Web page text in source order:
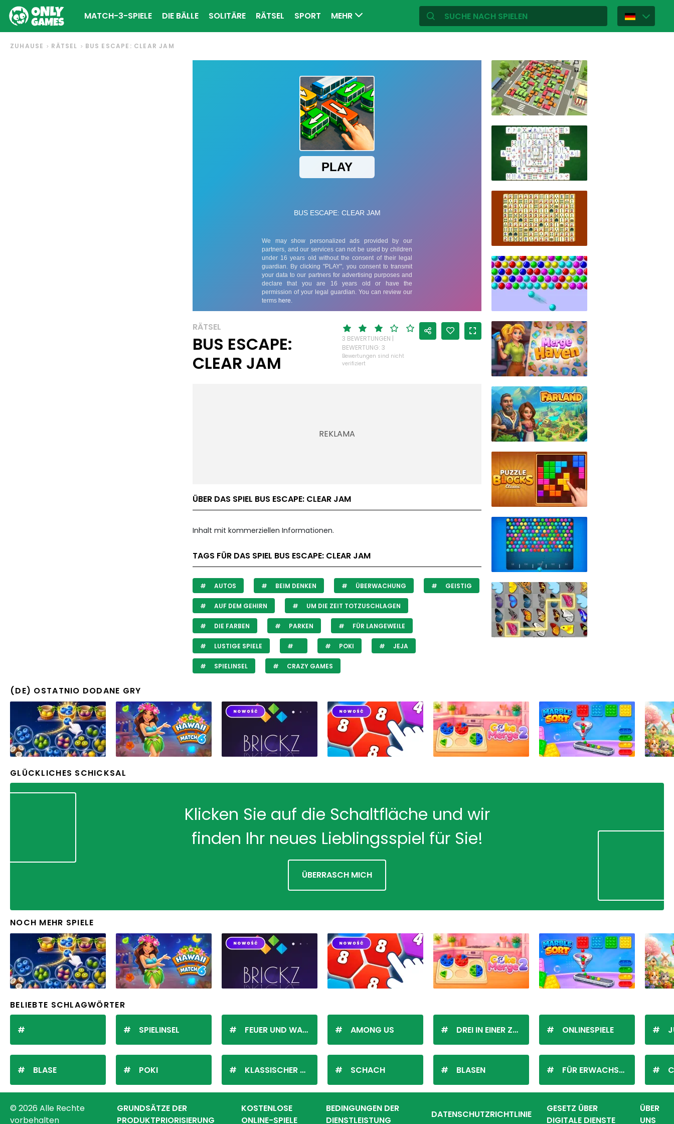
MATCH-3-SPIELE DIE BÄLLE SOLITÄRE RÄTSEL SPORT MEHR
ZUHAUSE RÄTSEL BUS ESCAPE: CLEAR JAM
RÄTSEL
BUS ESCAPE:
CLEAR JAM
3 BEWERTUNGEN |
BEWERTUNG: 3
Bewertungen sind nicht
verifiziert
ÜBER DAS SPIEL BUS ESCAPE: CLEAR JAM
Inhalt mit kommerziellen Informationen.
TAGS FÜR DAS SPIEL BUS ESCAPE: CLEAR JAM
AUTOS BEIM DENKEN ÜBERWACHUNG GEISTIG
AUF DEM GEHIRN UM DIE ZEIT TOTZUSCHLAGEN
DIE FARBEN PARKEN FÜR LANGEWEILE
LUSTIGE SPIELE POKI JEJA
SPIELINSEL CRAZY GAMES
(DE) OSTATNIO DODANE GRY
GLÜCKLICHES SCHICKSAL
Klicken Sie auf die Schaltfläche und wir
finden Ihr neues Lieblingsspiel für Sie!
ÜBERRASCH MICH
NOCH MEHR SPIELE
BELIEBTE SCHLAGWÖRTER
BLASE
SPIELINSEL
POKI
FEUER UND WASSER
KLASSISCHER SOLITÄR
AMONG US
SCHACH
DREI IN EINER ZEILE
BLASEN
ONLINESPIELE
FÜR ERWACHSENE
© 2026 Alle Rechte
vorbehalten
GRUNDSÄTZE DER
PRODUKTPRIORISIERUNG
KOSTENLOSE
ONLINE-SPIELE
BEDINGUNGEN DER
DIENSTLEISTUNG
DATENSCHUTZRICHTLINIE
GESETZ ÜBER
DIGITALE DIENSTE
ÜBER
UNS